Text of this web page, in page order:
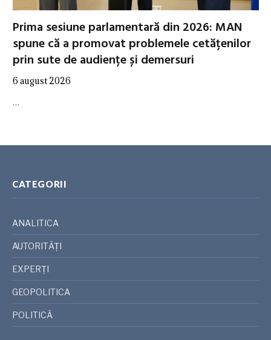
Prima sesiune parlamentară din 2026: MAN
spune că a promovat problemele cetățenilor
prin sute de audiențe și demersuri
6 august 2026
…
CATEGORII
ANALITICA
AUTORITĂȚI
EXPERȚI
GEOPOLITICA
POLITICĂ